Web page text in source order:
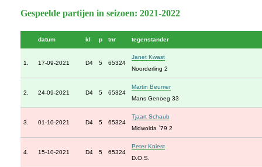
Gespeelde partijen in seizoen: 2021-2022
datum kl p tnr tegenstander
1. 17-09-2021 D4 5 65324
Janet Kwast
Noorderling 2
2. 24-09-2021 D4 5 65324
Martin Beumer
Mans Genoeg 33
3. 01-10-2021 D4 5 65324
Tjaart Schaub
Midwolda `79 2
4. 15-10-2021 D4 5 65324
Peter Kniest
D.O.S.